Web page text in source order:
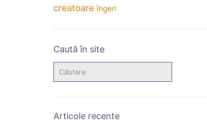
creatoare îngeri
Caută în site
Articole recente